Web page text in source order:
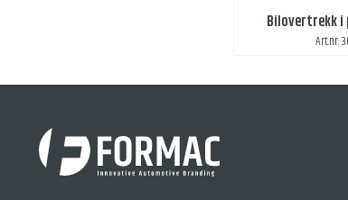
Bilovertrekk
Art.nr: